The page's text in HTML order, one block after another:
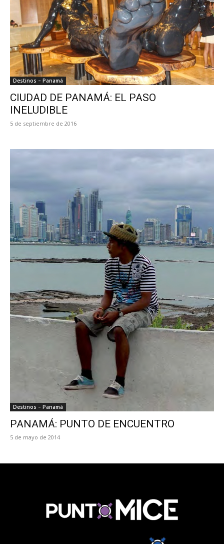
Destinos – Panamá
CIUDAD DE PANAMÁ: EL PASO
INELUDIBLE
5 de septiembre de 2016
Destinos – Panamá
PANAMÁ: PUNTO DE ENCUENTRO
5 de mayo de 2014